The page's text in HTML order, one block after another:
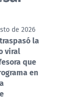
de 2026
la
viral
que
en